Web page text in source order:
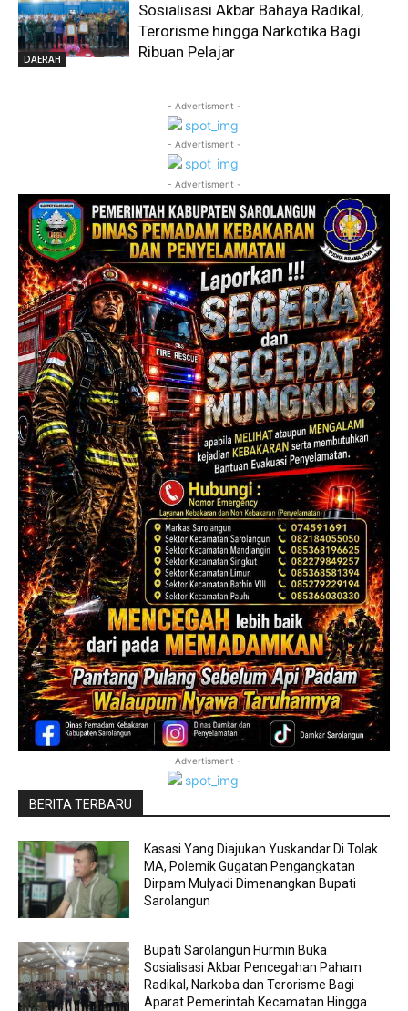
DAERAH
Sosialisasi Akbar Bahaya Radikal,
Terorisme hingga Narkotika Bagi
Ribuan Pelajar
- Advertisment -
- Advertisment -
- Advertisment -
- Advertisment -
BERITA TERBARU
Kasasi Yang Diajukan Yuskandar Di Tolak
MA, Polemik Gugatan Pengangkatan
Dirpam Mulyadi Dimenangkan Bupati
Sarolangun
Bupati Sarolangun Hurmin Buka
Sosialisasi Akbar Pencegahan Paham
Radikal, Narkoba dan Terorisme Bagi
Aparat Pemerintah Kecamatan Hingga